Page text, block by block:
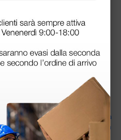
Shop e sono rimasto molto
di qualità, consegna
clienti disponibile che ha risposto a
Consigliato